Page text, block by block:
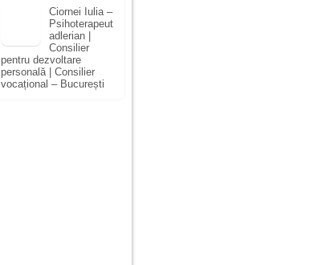
Ciornei Iulia –
Psihoterapeut
adlerian |
Consilier
pentru dezvoltare
personală | Consilier
vocațional – București